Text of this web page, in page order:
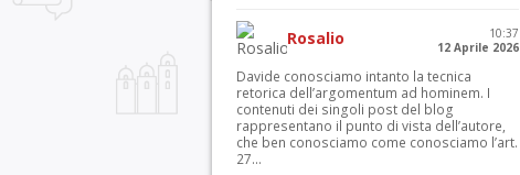
Rosalio
10:37
12 Aprile 2026
Davide conosciamo intanto la tecnica
retorica dell’argomentum ad hominem. I
contenuti dei singoli post del blog
rappresentano il punto di vista dell’autore,
che ben conosciamo come conosciamo l’art.
27...